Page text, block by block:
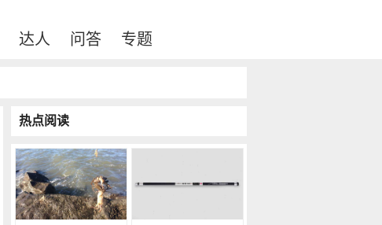
达人 问答 专题
热点阅读